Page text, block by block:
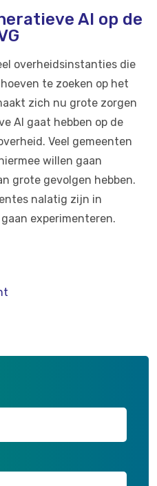
AI op de
overheidsinstanties die
te zoeken op het
zich nu grote zorgen
AI gaat hebben op de
Veel gemeenten
willen gaan
grote gevolgen hebben.
nalatig zijn in
experimenteren.